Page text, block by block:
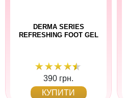
DERMA SERIES
REFRESHING FOOT GEL
390 грн.
КУПИТИ